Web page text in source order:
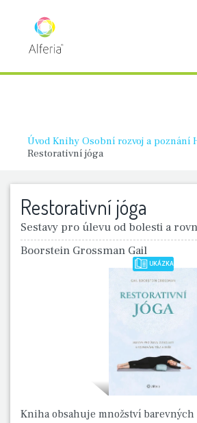
Úvod Knihy Osobní rozvoj a poznání
Restorativní jóga
Restorativní jóga
Sestavy pro úlevu od bolesti a
Boorstein Grossman Gail
Kniha obsahuje množství